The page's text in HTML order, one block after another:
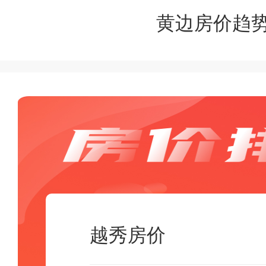
黄边房价趋
越秀房价